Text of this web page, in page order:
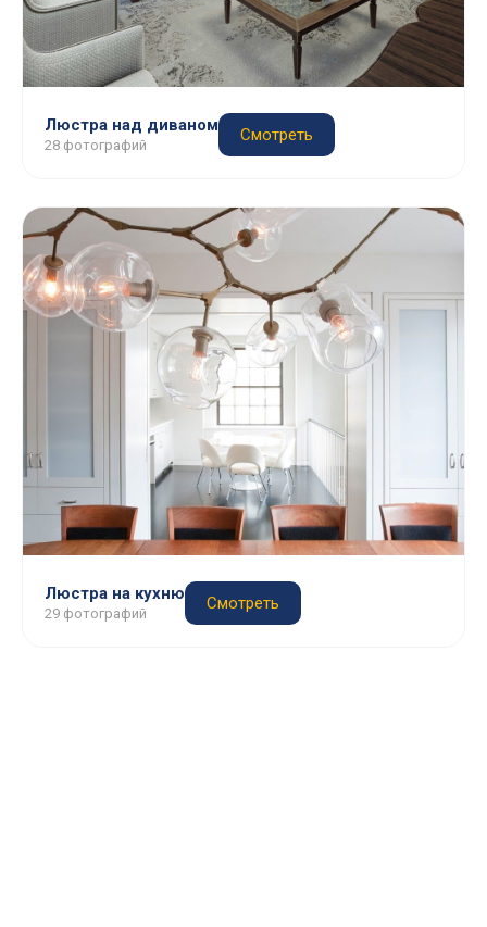
Люстра над диваном
28 фотографий
Смотреть
Люстра на кухню
29 фотографий
Смотреть